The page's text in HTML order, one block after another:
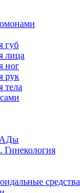
губ
лица
ног
рук
тела
Гинекология
средства